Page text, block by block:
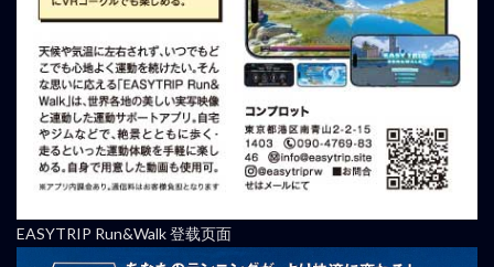
EASYTRIP Run&Walk 登载页面